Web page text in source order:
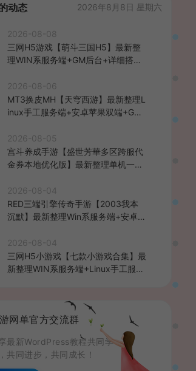
动态 2026年8月8日 星期六
2026-08-08
三网H5游戏【萌斗三国H5】最新整
理WIN系服务端+GM后台+详细搭建
2026-08-06
MT3换皮MH【天穹西游】最新整理L
inux手工服务端+安卓苹果双端+GM
教程
2026-08-05
宫斗养成手游【盛世芳華多区跨服代
金券本地优化版】最新整理单机一键
后台+安卓+详细搭建教程
2026-08-04
RED三端引擎传奇手游【2003我本
沉默】最新整理Win系服务端+安卓苹
2026-08-04
三网H5小游戏【七款小游戏合集】最
新整理WIN系服务端+Linux手工服务
网单官方交流群
最新WordPress教程共同学
共同进步，共同成长！